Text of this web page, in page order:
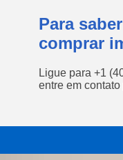
Para
comprar
Ligue para +1
entre em contato